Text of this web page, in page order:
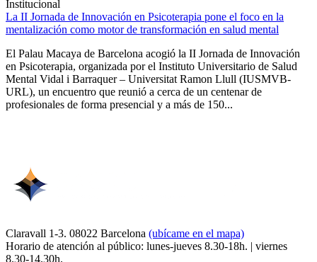
Institucional
La II Jornada de Innovación en Psicoterapia pone el foco en la
mentalización como motor de transformación en salud mental
El Palau Macaya de Barcelona acogió la II Jornada de Innovación
en Psicoterapia, organizada por el Instituto Universitario de Salud
Mental Vidal i Barraquer – Universitat Ramon Llull (IUSMVB-
URL), un encuentro que reunió a cerca de un centenar de
profesionales de forma presencial y a más de 150...
Claravall 1-3. 08022 Barcelona (ubícame en el mapa)
Horario de atención al público: lunes-jueves 8.30-18h. | viernes
8.30-14.30h.